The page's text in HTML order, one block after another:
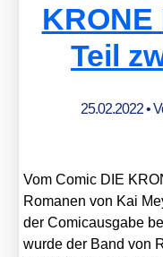
KRONE
Teil
25.02.2022•
Vom Comic DIE
Roma­nen von Kai
der Comic­aus­ga­be
wur­de der Band von